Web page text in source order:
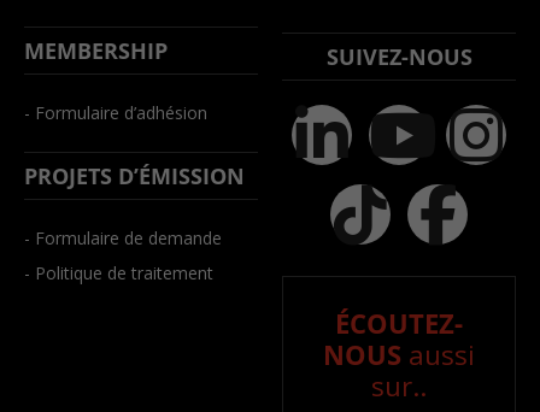
MEMBERSHIP
- Formulaire d’adhésion
PROJETS D’ÉMISSION
- Formulaire de demande
- Politique de traitement
SUIVEZ-NOUS
ÉCOUTEZ-
NOUS aussi
sur..